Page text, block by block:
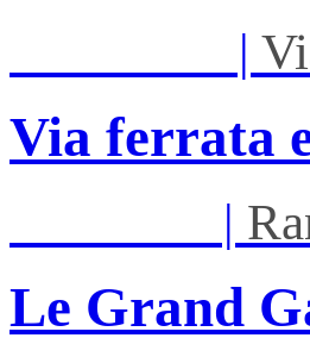
|
Via ferrata
|
Le Grand